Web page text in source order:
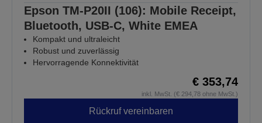
Epson TM-P20II (106): Mobile Receipt,
Bluetooth, USB-C, White EMEA
Kompakt und ultraleicht
Robust und zuverlässig
Hervorragende Konnektivität
€ 353,74
inkl. MwSt. (€ 294,78 ohne MwSt.)
Rückruf vereinbaren